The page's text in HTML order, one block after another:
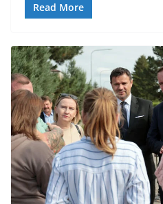
Read More